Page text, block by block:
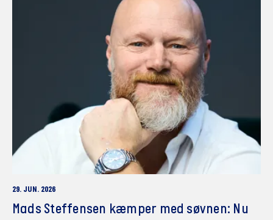
29. JUN. 2026
Mads Steffensen kæmper med søvnen: Nu